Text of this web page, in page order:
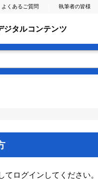
よくあるご質問 執筆者の皆様
ジタルコンテンツ
てログインしてください。